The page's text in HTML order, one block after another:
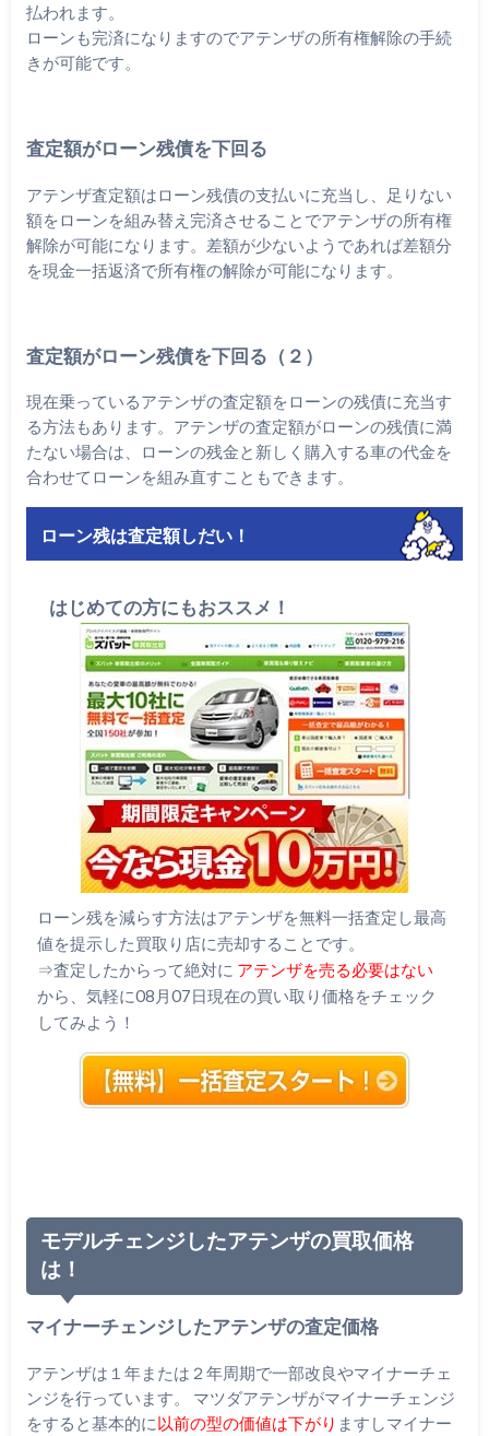
払われます。
ローンも完済になりますのでアテンザの所有権解除の手続
きが可能です。
査定額がローン残債を下回る
アテンザ査定額はローン残債の支払いに充当し、足りない
額をローンを組み替え完済させることでアテンザの所有権
解除が可能になります。差額が少ないようであれば差額分
を現金一括返済で所有権の解除が可能になります。
査定額がローン残債を下回る（２）
現在乗っているアテンザの査定額をローンの残債に充当す
る方法もあります。アテンザの査定額がローンの残債に満
たない場合は、ローンの残金と新しく購入する車の代金を
合わせてローンを組み直すこともできます。
ローン残は査定額しだい！
はじめての方にもおススメ！
ローン残を減らす方法はアテンザを無料一括査定し最高
値を提示した買取り店に売却することです。
⇒査定したからって絶対に アテンザを売る必要はない
から、気軽に08月07日現在の買い取り価格をチェック
してみよう！
モデルチェンジしたアテンザの買取価格
は！
マイナーチェンジしたアテンザの査定価格
アテンザは１年または２年周期で一部改良やマイナーチェ
ンジを行っています。 マツダアテンザがマイナーチェンジ
をすると基本的に以前の型の価値は下がり ますしマイナー